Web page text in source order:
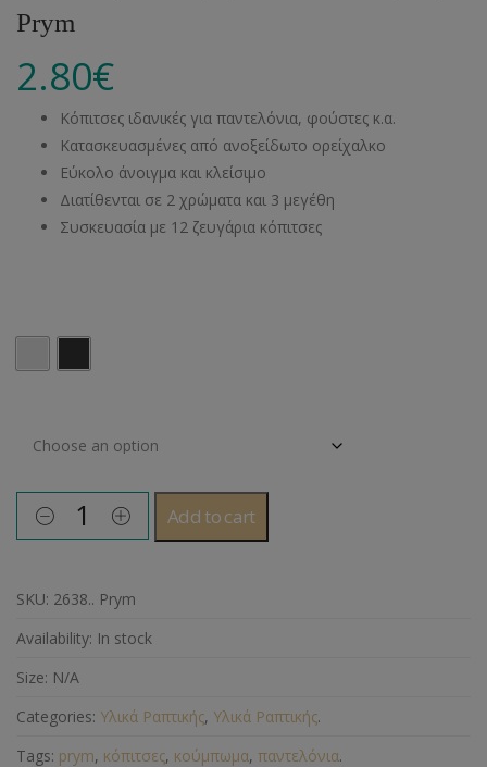
Prym
2.80€
Κόπιτσες ιδανικές για παντελόνια, φούστες κ.α.
Κατασκευασμένες από ανοξείδωτο ορείχαλκο
Εύκολο άνοιγμα και κλείσιμο
Διατίθενται σε 2 χρώματα και 3 μεγέθη
Συσκευασία με 12 ζευγάρια κόπιτσες
Add to cart
SKU: 2638.. Prym
Availability: In stock
Size: N/A
Categories: Υλικά Ραπτικής, Υλικά Ραπτικής.
Tags: prym, κόπιτσες, κούμπωμα, παντελόνια.